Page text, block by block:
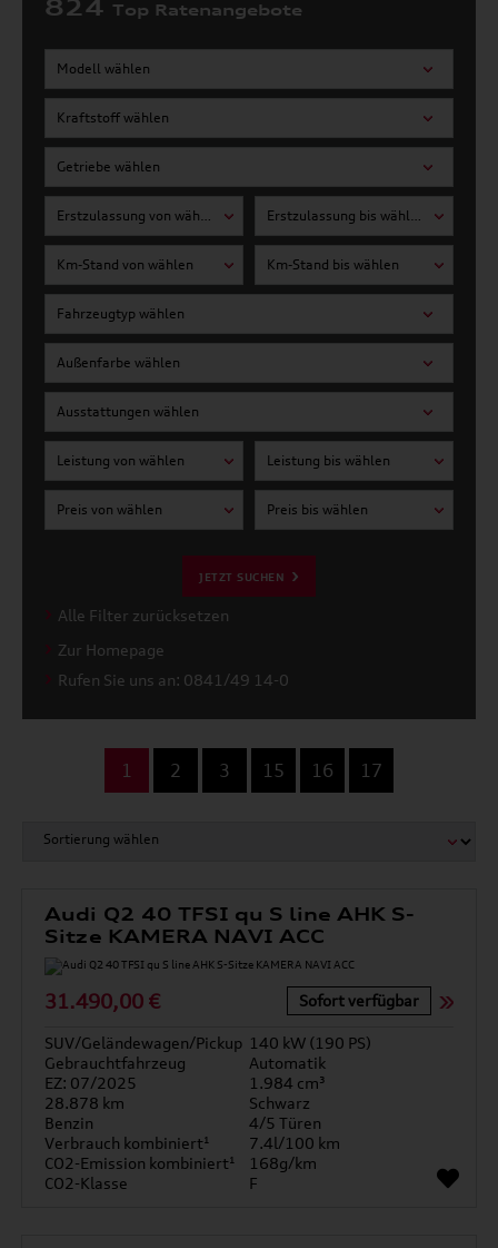
824 Top Ratenangebote
Modell wählen
Kraftstoff wählen
Getriebe wählen
Erstzulassung von wählen Erstzulassung bis wählen
Km-Stand von wählen Km-Stand bis wählen
Fahrzeugtyp wählen
Außenfarbe wählen
Ausstattungen wählen
Leistung von wählen Leistung bis wählen
Preis von wählen Preis bis wählen
JETZT SUCHEN
Alle Filter zurücksetzen
Zur Homepage
Rufen Sie uns an: 0841/49 14-0
1 2 3 15 16 17
Audi Q2 40 TFSI qu S line AHK S-
Sitze KAMERA NAVI ACC
31.490,00 € Sofort verfügbar
SUV/Geländewagen/Pickup 140 kW (190 PS)
Gebrauchtfahrzeug
Automatik
EZ: 07/2025
1.984 cm³
28.878 km
Schwarz
Benzin
4/5 Türen
Verbrauch kombiniert¹
7.4l/100 km
CO2-Emission kombiniert¹
168g/km
CO2-Klasse
F